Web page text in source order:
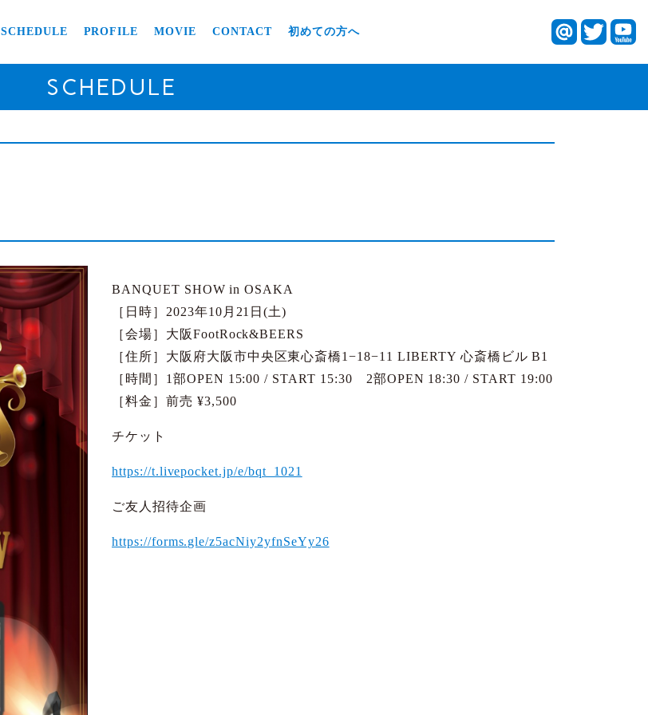
SCHEDULE PROFILE MOVIE CONTACT 初めての方へ
SCHEDULE
BANQUET SHOW in OSAKA
［日時］2023年10月21日(土)
［会場］大阪FootRock&BEERS
［住所］大阪府大阪市中央区東心斎橋1−18−11 LIBERTY 心斎橋ビル B1
［時間］1部OPEN 15:00 / START 15:30 2部OPEN 18:30 / START 19:00
［料金］前売 ¥3,500
チケット
https://t.livepocket.jp/e/bqt_1021
ご友人招待企画
https://forms.gle/z5acNiy2yfnSeYy26